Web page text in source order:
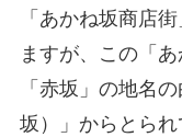
「あかね坂商店
ますが、この「
「赤坂」の地名
坂）」からとられ